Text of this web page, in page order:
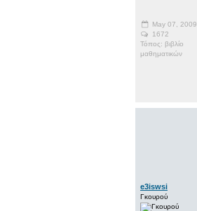
May 07, 2009
1672
Τόπος: βιβλίο
μαθηματικών
e3iswsi
Γκουρού